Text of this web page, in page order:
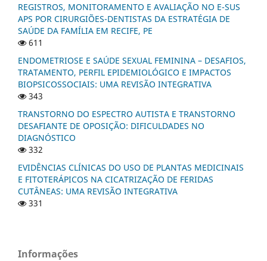
REGISTROS, MONITORAMENTO E AVALIAÇÃO NO E-SUS
APS POR CIRURGIÕES-DENTISTAS DA ESTRATÉGIA DE
SAÚDE DA FAMÍLIA EM RECIFE, PE
611
ENDOMETRIOSE E SAÚDE SEXUAL FEMININA – DESAFIOS,
TRATAMENTO, PERFIL EPIDEMIOLÓGICO E IMPACTOS
BIOPSICOSSOCIAIS: UMA REVISÃO INTEGRATIVA
343
TRANSTORNO DO ESPECTRO AUTISTA E TRANSTORNO
DESAFIANTE DE OPOSIÇÃO: DIFICULDADES NO
DIAGNÓSTICO
332
EVIDÊNCIAS CLÍNICAS DO USO DE PLANTAS MEDICINAIS
E FITOTERÁPICOS NA CICATRIZAÇÃO DE FERIDAS
CUTÂNEAS: UMA REVISÃO INTEGRATIVA
331
Informações